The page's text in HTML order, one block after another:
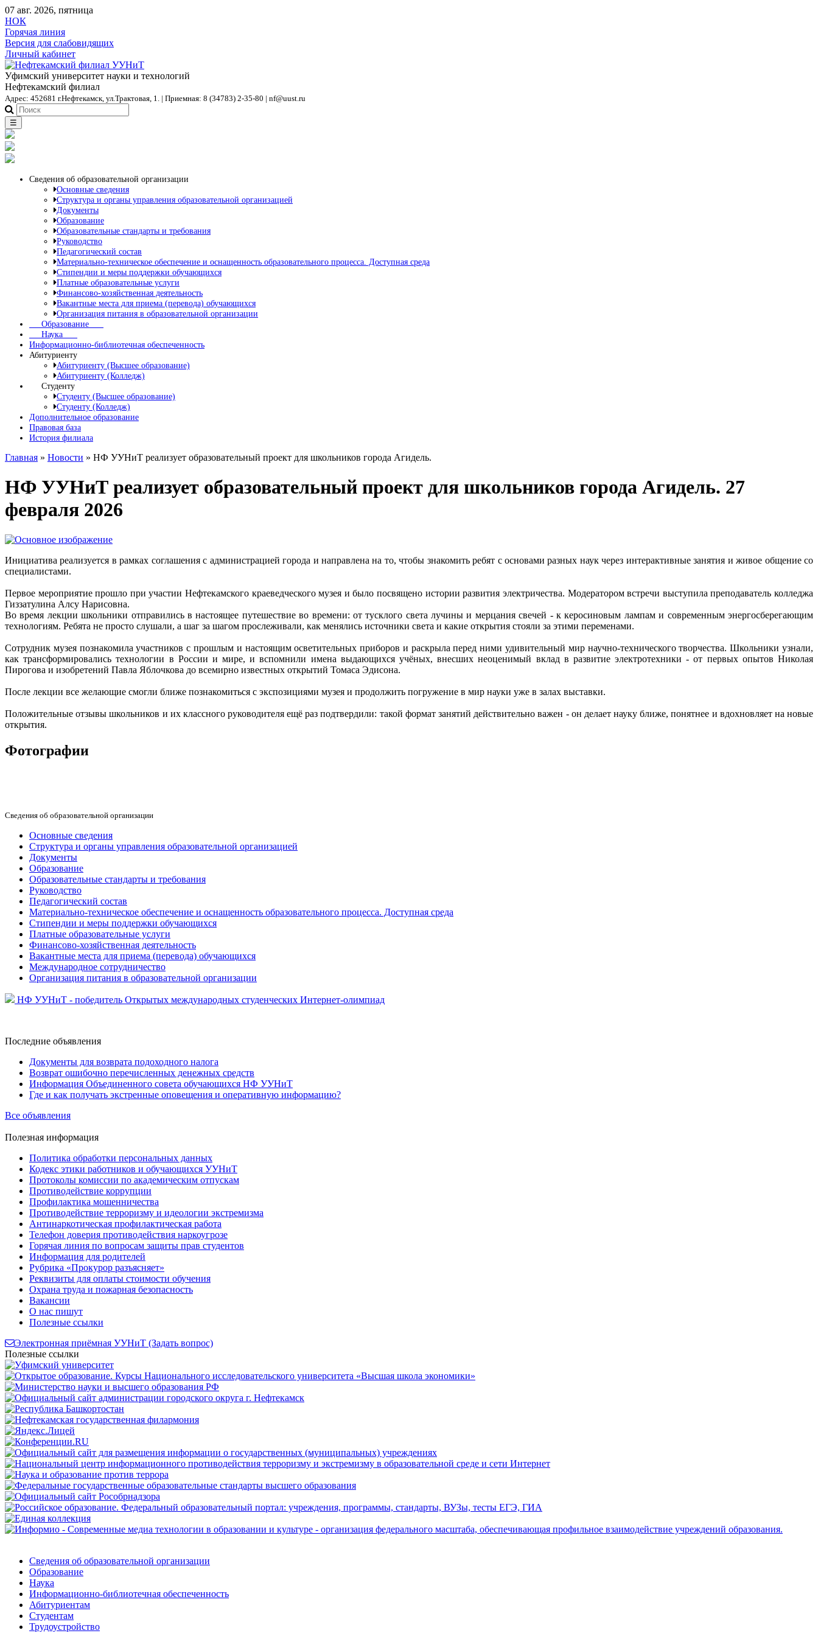
07 авг. 2026, пятница
НОК
Горячая линия
Версия для слабовидящих
Личный кабинет
Уфимский университет науки и технологий
Нефтекамский филиал
Адрес: 452681 г.Нефтекамск, ул.Трактовая, 1. | Приемная: 8 (34783) 2-35-80 | nf@uust.ru
☰
Сведения об образовательной организации
Основные сведения
Структура и органы управления образовательной организацией
Документы
Образование
Образовательные стандарты и требования
Руководство
Педагогический состав
Материально-техническое обеспечение и оснащенность образовательного процесса. Доступная среда
Стипендии и меры поддержки обучающихся
Платные образовательные услуги
Финансово-хозяйственная деятельность
Вакантные места для приема (перевода) обучающихся
Организация питания в образовательной организации
Образование
Наука
Информационно-библиотечная обеспеченность
Абитуриенту
Абитуриенту (Высшее образование)
Абитуриенту (Колледж)
Студенту
Студенту (Высшее образование)
Студенту (Колледж)
Дополнительное образование
Правовая база
История филиала
Главная » Новости » НФ УУНиТ реализует образовательный проект для школьников города Агидель.
НФ УУНиТ реализует образовательный проект для школьников города Агидель. 27
февраля 2026
Инициатива реализуется в рамках соглашения с администрацией города и направлена на то, чтобы знакомить ребят с основами разных наук через интерактивные занятия и живое общение со
специалистами.
Первое мероприятие прошло при участии Нефтекамского краеведческого музея и было посвящено истории развития электричества. Модератором встречи выступила преподаватель колледжа
Гиззатулина Алсу Нарисовна.
Во время лекции школьники отправились в настоящее путешествие во времени: от тусклого света лучины и мерцания свечей - к керосиновым лампам и современным энергосберегающим
технологиям. Ребята не просто слушали, а шаг за шагом прослеживали, как менялись источники света и какие открытия стояли за этими переменами.
Сотрудник музея познакомила участников с прошлым и настоящим осветительных приборов и раскрыла перед ними удивительный мир научно-технического творчества. Школьники узнали,
как трансформировались технологии в России и мире, и вспомнили имена выдающихся учёных, внесших неоценимый вклад в развитие электротехники - от первых опытов Николая
Пирогова и изобретений Павла Яблочкова до всемирно известных открытий Томаса Эдисона.
После лекции все желающие смогли ближе познакомиться с экспозициями музея и продолжить погружение в мир науки уже в залах выставки.
Положительные отзывы школьников и их классного руководителя ещё раз подтвердили: такой формат занятий действительно важен - он делает науку ближе, понятнее и вдохновляет на новые
открытия.
Фотографии
Сведения об образовательной организации
Основные сведения
Структура и органы управления образовательной организацией
Документы
Образование
Образовательные стандарты и требования
Руководство
Педагогический состав
Материально-техническое обеспечение и оснащенность образовательного процесса. Доступная среда
Стипендии и меры поддержки обучающихся
Платные образовательные услуги
Финансово-хозяйственная деятельность
Вакантные места для приема (перевода) обучающихся
Международное сотрудничество
Организация питания в образовательной организации
НФ УУНиТ - победитель Открытых международных студенческих Интернет-олимпиад
Последние объявления
Документы для возврата подоходного налога
Возврат ошибочно перечисленных денежных средств
Информация Объединенного совета обучающихся НФ УУНиТ
Где и как получать экстренные оповещения и оперативную информацию?
Все объявления
Полезная информация
Политика обработки персональных данных
Кодекс этики работников и обучающихся УУНиТ
Протоколы комиссии по академическим отпускам
Противодействие коррупции
Профилактика мошенничества
Противодействие терроризму и идеологии экстремизма
Антинаркотическая профилактическая работа
Телефон доверия противодействия наркоугрозе
Горячая линия по вопросам защиты прав студентов
Информация для родителей
Рубрика «Прокурор разъясняет»
Реквизиты для оплаты стоимости обучения
Охрана труда и пожарная безопасность
Вакансии
О нас пишут
Полезные ссылки
Электронная приёмная УУНиТ (Задать вопрос)
Полезные ссылки
Сведения об образовательной организации
Образование
Наука
Информационно-библиотечная обеспеченность
Абитуриентам
Студентам
Трудоустройство